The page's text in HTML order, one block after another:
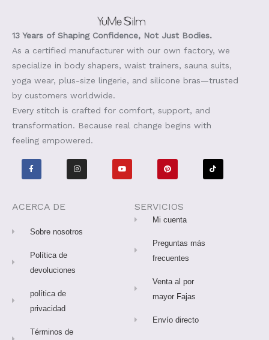
13 Years of Shaping Confidence, Not Just Bodies.
As a certified manufacturer with our own factory, we
specialize in body shapers, waist trainers, sauna suits,
yoga wear, plus-size lingerie, and silicone bras—trusted
by customers worldwide.
Every stitch is crafted for comfort, support, and
transformation. Because real change begins with
feeling empowered.
F
a
c
e
o
k
I
n
s
t
Y
o
u
T
P
i
n
t
e
s
t
T
i
k
t
ACERCA DE
Sobre nosotros
Política de
devoluciones
política de
privacidad
Términos de
SERVICIOS
Mi cuenta
Preguntas más
frecuentes
Venta al por
mayor Fajas
Envío directo